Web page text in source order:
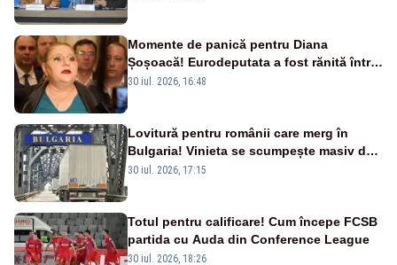
Momente de panică pentru Diana
Șoșoacă! Eurodeputata a fost rănită într-
un accident rutier
30 iul. 2026, 16:48
Lovitură pentru românii care merg în
Bulgaria! Vinieta se scumpește masiv de
la 1 august
30 iul. 2026, 17:15
Totul pentru calificare! Cum începe FCSB
partida cu Auda din Conference League
30 iul. 2026, 18:26